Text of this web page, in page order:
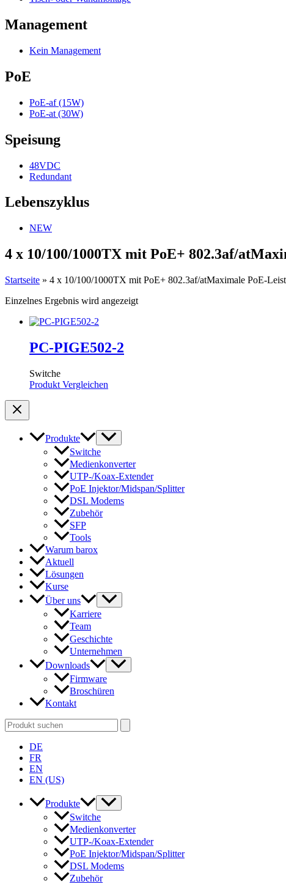
Management
Kein Management
PoE
PoE-af (15W)
PoE-at (30W)
Speisung
48VDC
Redundant
Lebenszyklus
NEW
4 x 10/100/1000TX mit PoE+ 802.3af/
Startseite » 4 x 10/100/1000TX mit PoE+ 802.3af/atMaximale PoE-
Einzelnes Ergebnis wird angezeigt
PC-PIGE502-2
Switche
Produkt Vergleichen
Produkte
Switche
Medienkonverter
UTP-/Koax-Extender
PoE Injektor/Midspan/Splitter
DSL Modems
Zubehör
SFP
Tools
Warum barox
Aktuell
Lösungen
Kurse
Über uns
Karriere
Team
Geschichte
Unternehmen
Downloads
Firmware
Broschüren
Kontakt
Search
for:
DE
FR
EN
EN (US)
Produkte
Switche
Medienkonverter
UTP-/Koax-Extender
PoE Injektor/Midspan/Splitter
DSL Modems
Zubehör